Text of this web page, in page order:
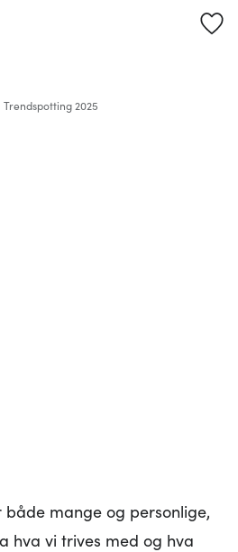
Trendspotting 2025
både mange og personlige,
hva vi trives med og hva